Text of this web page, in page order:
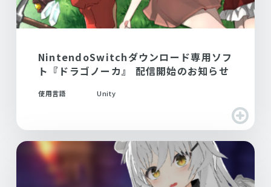
NintendoSwitchダウンロード専用ソフ
ト『ドラゴノーカ』 配信開始のお知らせ
使用言語 Unity